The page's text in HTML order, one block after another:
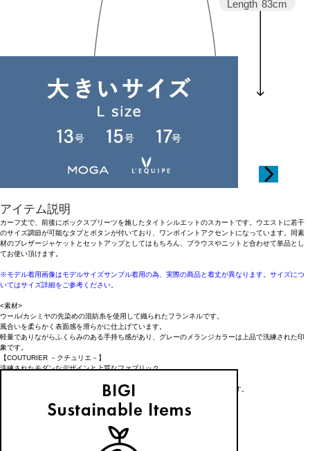
Length 83cm
36
アイテム説明
カーフ丈で、前後にボックスプリーツを施したタイトシルエットのスカートです。ウエストに若干
のサイズ調節が可能なタブとボタンが付いており、ワンポイントアクセントになっています。同素
材のブレザージャケットとセットアップとしてはもちろん、ブラウスやニットと合わせて単品とし
てお使い頂けます。
※モデル着用画像はモデルサイズサンプル着用の為、実際の商品と着丈が異なります。サイズにつ
いてはサイズ詳細をご参考ください。
<素材>
ウール/カシミヤの先染めの混紡糸を使用して織られたフランネルです。
風合いを柔らかく表面感を滑らかに仕上げています。
軽量でありながらふくらみのある手持ち感があり、グレーのメランジカラーは上品で洗練された印
象です。
【COUTURIER －クチュリエ－】
洗練されたモダンなデザインと上質なファブリック
着心地の良さを纏うことで気分を高揚させてくれる“究極 の一着”を提案します。
アイテム詳細